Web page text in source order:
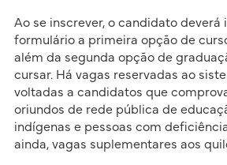
Ao se inscrever, o candidato deverá
formulário a primeira opção de
além da segunda opção de
cursar. Há vagas reservadas ao
voltadas a candidatos que
oriundos de rede pública de
indígenas e pessoas com
ainda, vagas suplementares aos